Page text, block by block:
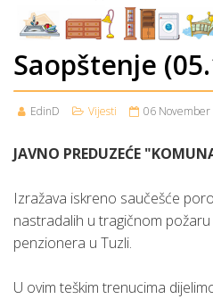
Saopštenje
EdinD Vijesti 06 November
JAVNO PREDUZEĆE
Izražava iskreno saučešće
nastradalih u tragičnom
penzionera u Tuzli.
U ovim teškim trenucima